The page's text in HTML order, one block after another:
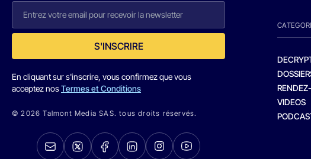
S'INSCRIRE
En cliquant sur s'inscrire, vous confirmez que vous
acceptez nosTermes et Conditions
© 2026 Talmont Media SAS. tous droits réservés.
VIDEOS